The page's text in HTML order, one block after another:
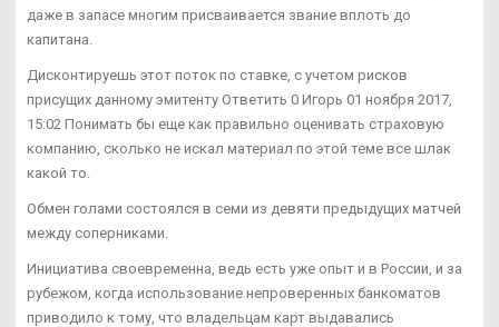
даже в запасе многим присваивается звание вплоть до
капитана.
Дисконтируешь этот поток по ставке, с учетом рисков
присущих данному эмитенту Ответить 0 Игорь 01 ноября 2017,
15:02 Понимать бы еще как правильно оценивать страховую
компанию, сколько не искал материал по этой теме все шлак
какой то.
Обмен голами состоялся в семи из девяти предыдущих матчей
между соперниками.
Инициатива своевременна, ведь есть уже опыт и в России, и за
рубежом, когда использование непроверенных банкоматов
приводило к тому, что владельцам карт выдавались